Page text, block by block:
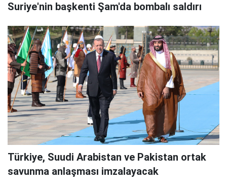
Suriye'nin başkenti Şam'da bombalı saldırı
Türkiye, Suudi Arabistan ve Pakistan ortak
savunma anlaşması imzalayacak